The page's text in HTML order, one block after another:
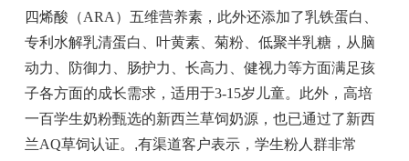
四烯酸（ARA）五维营养素，此外还添加了乳铁蛋白、
专利水解乳清蛋白、叶黄素、菊粉、低聚半乳糖，从脑
动力、防御力、肠护力、长高力、健视力等方面满足孩
子各方面的成长需求，适用于3-15岁儿童。此外，高培
一百学生奶粉甄选的新西兰草饲奶源，也已通过了新西
兰AQ草饲认证。 ,有渠道客户表示，学生粉人群非常